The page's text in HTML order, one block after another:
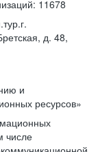
11678
д. 48,
и
ресурсов»
числе